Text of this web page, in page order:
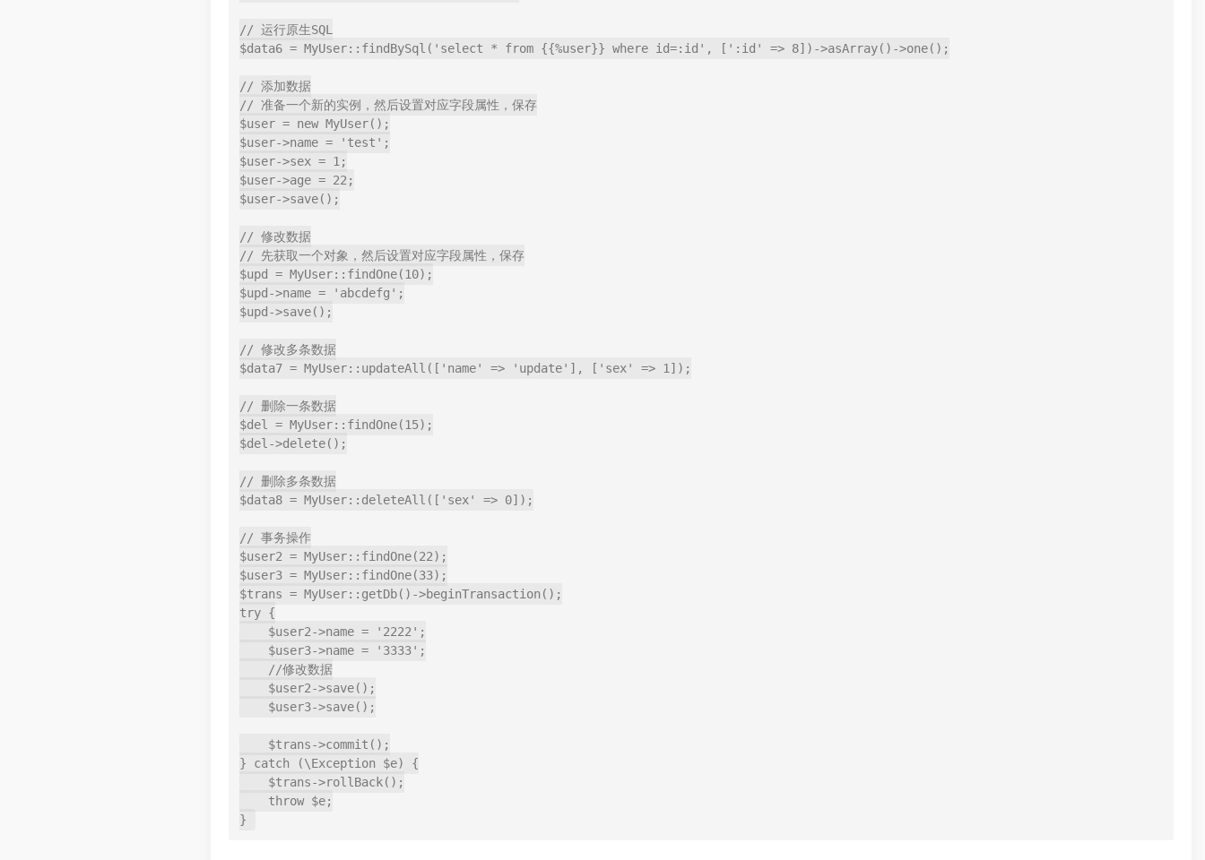
// 运行原生SQL
$data6 = MyUser::findBySql('select * from {{%user}} where id=:id', [':id' => 8])->asArray()->one();
// 添加数据
// 准备一个新的实例，然后设置对应字段属性，保存
$user = new MyUser();
$user->name = 'test';
$user->sex = 1;
$user->age = 22;
$user->save();
// 修改数据
// 先获取一个对象，然后设置对应字段属性，保存
$upd = MyUser::findOne(10);
$upd->name = 'abcdefg';
$upd->save();
// 修改多条数据
$data7 = MyUser::updateAll(['name' => 'update'], ['sex' => 1]);
// 删除一条数据
$del = MyUser::findOne(15);
$del->delete();
// 删除多条数据
$data8 = MyUser::deleteAll(['sex' => 0]);
// 事务操作
$user2 = MyUser::findOne(22);
$user3 = MyUser::findOne(33);
$trans = MyUser::getDb()->beginTransaction();
try {
} catch (\Exception $e) {
}